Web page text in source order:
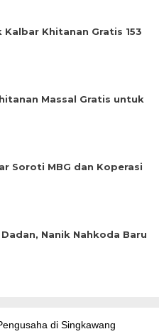
Kalbar Khitanan Gratis 153
Massal Gratis untuk
Soroti MBG dan Koperasi
Nanik Nahkoda Baru
di Singkawang